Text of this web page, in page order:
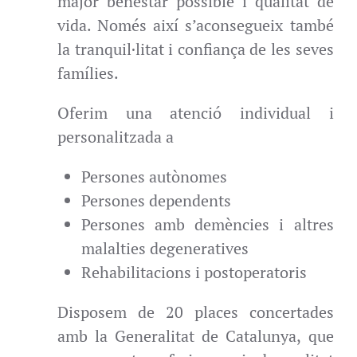
vida. Només així s’aconsegueix també
la tranquil·litat i confiança de les seves
famílies.
Oferim una atenció individual i
personalitzada a
Persones autònomes
Persones dependents
Persones amb demències i altres
malalties degeneratives
Rehabilitacions i postoperatoris
Disposem de 20 places concertades
amb la Generalitat de Catalunya, que